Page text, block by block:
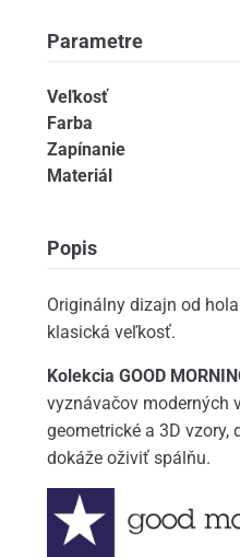
Parametre
Veľkosť
Farba
Zapínanie
Materiál
Popis
Originálny dizajn od
klasická veľkosť.
Kolekcia GOOD
vyznávačov moderných
geometrické a 3D vzory,
dokáže oživiť spálňu.